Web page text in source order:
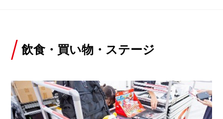
飲食・買い物・ステージ